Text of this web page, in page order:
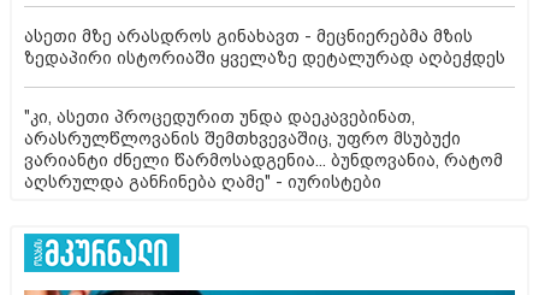
ასეთი მზე არასდროს გინახავთ - მეცნიერებმა მზის
ზედაპირი ისტორიაში ყველაზე დეტალურად აღბეჭდეს
"კი, ასეთი პროცედურით უნდა დაეკავებინათ,
არასრულწლოვანის შემთხვევაშიც, უფრო მსუბუქი
ვარიანტი ძნელი წარმოსადგენია... ბუნდოვანია, რატომ
აღსრულდა განჩინება ღამე" - იურისტები